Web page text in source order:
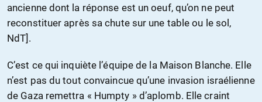
ancienne dont la réponse est un oeuf, qu’on ne peut
reconstituer après sa chute sur une table ou le sol,
NdT].
C’est ce qui inquiète l’équipe de la Maison Blanche. Elle
n’est pas du tout convaincue qu’une invasion israélienne
de Gaza remettra « Humpty » d’aplomb. Elle craint